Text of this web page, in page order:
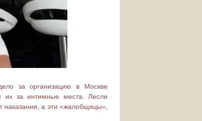
за организацию в Москве
их за интимные места. Лесли
наказания, а эти «жалобщицы»,